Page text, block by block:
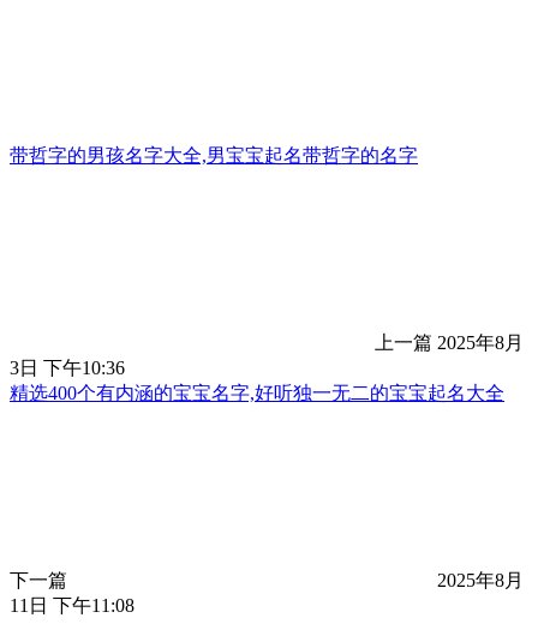
带哲字的男孩名字大全,男宝宝起名带哲字的名字
上一篇 2025年8月
3日 下午10:36
精选400个有内涵的宝宝名字,好听独一无二的宝宝起名大全
下一篇
2025年8月
11日 下午11:08